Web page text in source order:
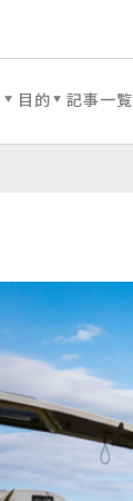
目的 記事一覧